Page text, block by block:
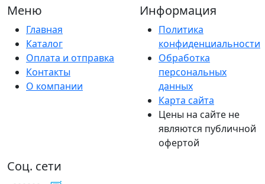
Меню
Главная
Каталог
Оплата и отправка
Контакты
О компании
Информация
Политика
конфиденциальности
Обработка
персональных
данных
Карта сайта
Цены на сайте не
являются публичной
офертой
Соц. сети